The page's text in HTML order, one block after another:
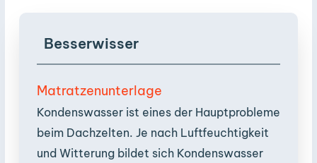
Besserwisser
Matratzenunterlage
Kondenswasser ist eines der Hauptprobleme
beim Dachzelten. Je nach Luftfeuchtigkeit
und Witterung bildet sich Kondenswasser